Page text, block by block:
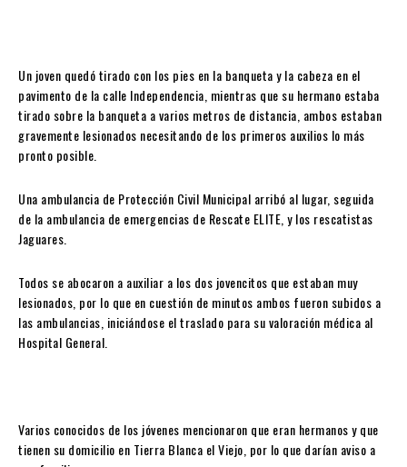
Un joven quedó tirado con los pies en la banqueta y la cabeza en el
pavimento de la calle Independencia, mientras que su hermano estaba
tirado sobre la banqueta a varios metros de distancia, ambos estaban
gravemente lesionados necesitando de los primeros auxilios lo más
pronto posible.
Una ambulancia de Protección Civil Municipal arribó al lugar, seguida
de la ambulancia de emergencias de Rescate ELITE, y los rescatistas
Jaguares.
Todos se abocaron a auxiliar a los dos jovencitos que estaban muy
lesionados, por lo que en cuestión de minutos ambos fueron subidos a
las ambulancias, iniciándose el traslado para su valoración médica al
Hospital General.
Varios conocidos de los jóvenes mencionaron que eran hermanos y que
tienen su domicilio en Tierra Blanca el Viejo, por lo que darían aviso a